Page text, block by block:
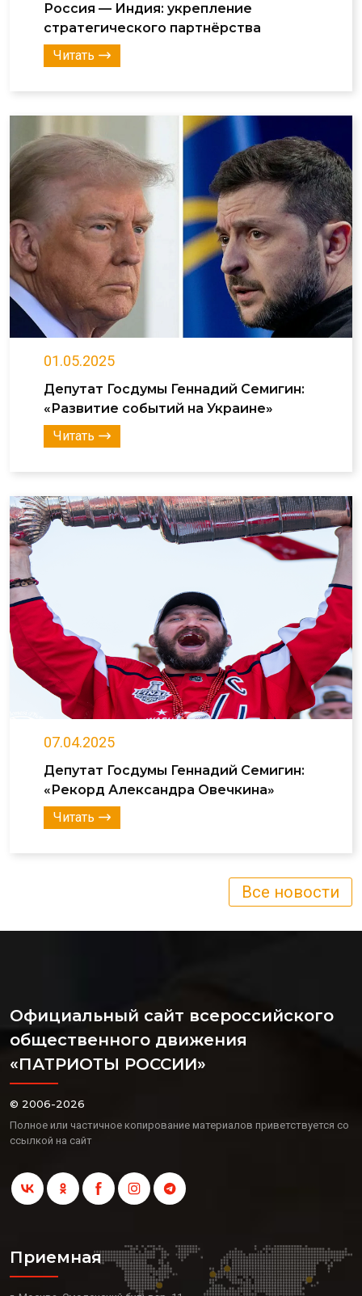
Россия — Индия: укрепление
стратегического партнёрства
Читать
01.05.2025
Депутат Госдумы Геннадий Семигин:
«Развитие событий на Украине»
Читать
07.04.2025
Депутат Госдумы Геннадий Семигин:
«Рекорд Александра Овечкина»
Читать
Все новости
Официальный сайт всероссийского
общественного движения
«ПАТРИОТЫ РОССИИ»
© 2006-2026
Полное или частичное копирование материалов приветствуется со
ссылкой на сайт
Приемная